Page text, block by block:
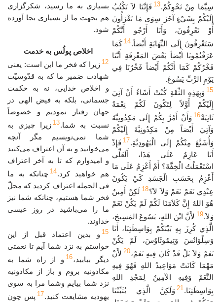
سِيَّمَا مِنْ نَحْوِكُمْ.13 فَإِنَّنَا لاَ نَكْتُبُ
إِلَيْكُمْ بِشَيْءٍ آخَرَ سِوَى مَا تَقْرَأُونَ
أَوْ تَعْرِفُونَ، وَأَنَا أَرْجُو أَنَّكُمْ
سَتَعْرِفُونَ إِلَى النِّهَايَةِ أَيْضاً.14 كَمَا
عَرَفْتُمُونَا أَيْضاً بَعْضَ المَعْرِفَةِ أَنَّنَا
فَخْرُكُمْ كَمَا أَنَّكُمْ أَيْضاً فَخْرُنَا فِي
يَوْمِ الرَّبِّ يَسُوعَ.
15 وَبِهَذِهِ الثِّقَةِ كُنْتُ أَشَاءُ أَنْ آتِيَ
إِلَيْكُمْ أَوَّلاً لِتَكُونَ لَكُمْ نِعْمَةٌ
ثَانِيَةٌ16 وَأَنْ أَمُرَّ بِكُمْ إِلَى مَكِدُونِيَّةَ
وَآتِيَ أَيْضاً مِنْ مَكِدُونِيَّةَ إِلَيْكُمْ
وَأُشَيَّعَ مِنْكُمْ إِلَى الْيَهُودِيَّةِ.17 فَإِذْ
أَنَا عَازِمٌ عَلَى هَذَا، أَلَعَلِّي
اسْتَعْمَلْتُ الْخِفَّةَ؟ أَمْ أَعْزِمُ عَلَى مَا
أَعْزِمُ بِحَسَبِ الْجَسَدِ كَيْ يَكُونَ
عِنْدِي نَعَمْ نَعَمْ وَلاَ لاَ؟18 لَكِنْ أَمِينٌ
هُوَ اللهُ إِنَّ كَلاَمَنَا لَكُمْ لَمْ يَكُنْ نَعَمْ
وَلاَ.19 لأَنَّ ابْنَ اللهِ، يَسُوعَ المَسِيحَ،
الَّذِي كُرِزَ بِهِ بَيْنَكُمْ بِوَاسِطَتِنَا، أَنَا
وَسِلْوَانُسَ وَتِيمُوثَاوُسَ، لَمْ يَكُنْ
نَعَمْ وَلاَ بَلْ قَدْ كَانَ فِيهِ نَعَمْ،20 لأَنْ
مَهْمَا كَانَتْ مَوَاعِيدُ اللهِ فَهُوَ فِيهِ
النَّعَمْ وَفِيهِ الآمِينُ لِمَجْدِ اللهِ
بِوَاسِطَتِنَا.21 وَلَكِنَّ الَّذِي يُثَبِّتُنَا
بسیاری به ما رسید، شکرگزاری
هم بجهت ما از بسیاری بجا آورده
شود.
اخلاص پولُس به خدمت
12 زیرا که فخر ما این است: یعنی
شهادت ضمیر ما که به قدّوسیّت
و اخلاص خدایی، نه به حکمت
جسمانی، بلکه به فیض الهی در
جهان رفتار نمودیم و خصوصاً
نسبت به شما.13 زیرا چیزی به
شما نمی‌نویسیم مگر آنچه
می‌خوانید و به آن اعتراف می‌کنید
و امیدوارم که تا به آخر اعتراف
هم خواهید کرد.14 چنانکه به ما
فی الجمله اعتراف کردید که محلّ
فخر شما هستیم، چنانکه شما نیز
ما را می‌باشید در روز عیسی
خداوند.
15 و بدین اعتماد قبل از این
خواستم به نزد شما آیم تا نعمتی
دیگر بیابید،16 و از راه شما به
مکادونیه بروم و باز از مکادونیه
نزد شما بیایم وشما مرا به سوی
یهودیه مشایعت کنید.17 پس چون